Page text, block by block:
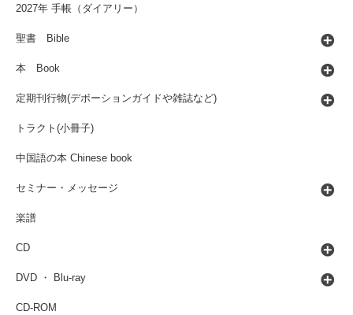
2027年 手帳（ダイアリー）
聖書 Bible
本 Book
定期刊行物(デボーションガイドや雑誌など)
トラクト(小冊子)
中国語の本 Chinese book
セミナー・メッセージ
楽譜
CD
DVD ・ Blu-ray
CD-ROM